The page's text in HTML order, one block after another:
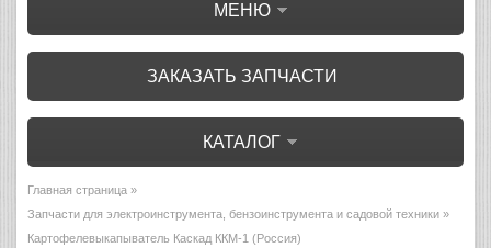
МЕНЮ
ЗАКАЗАТЬ ЗАПЧАСТИ
КАТАЛОГ
Главная страница »
Запчасти для электроинструмента, бензоинструмента и садовой техники »
Картофелевыкапыватель Каскад ККМ-1 (Россия)